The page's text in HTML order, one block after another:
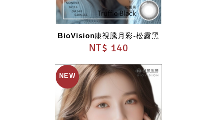
BioVision康視騰月彩-松露黑
NT$ 140